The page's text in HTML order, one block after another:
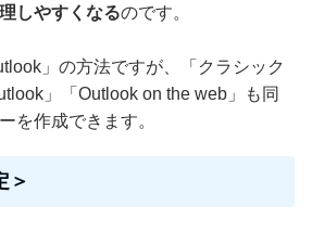
しやすくなるのです。
」の方法ですが、「クラシック
」「Outlook on the web」も同
を作成できます。
＞